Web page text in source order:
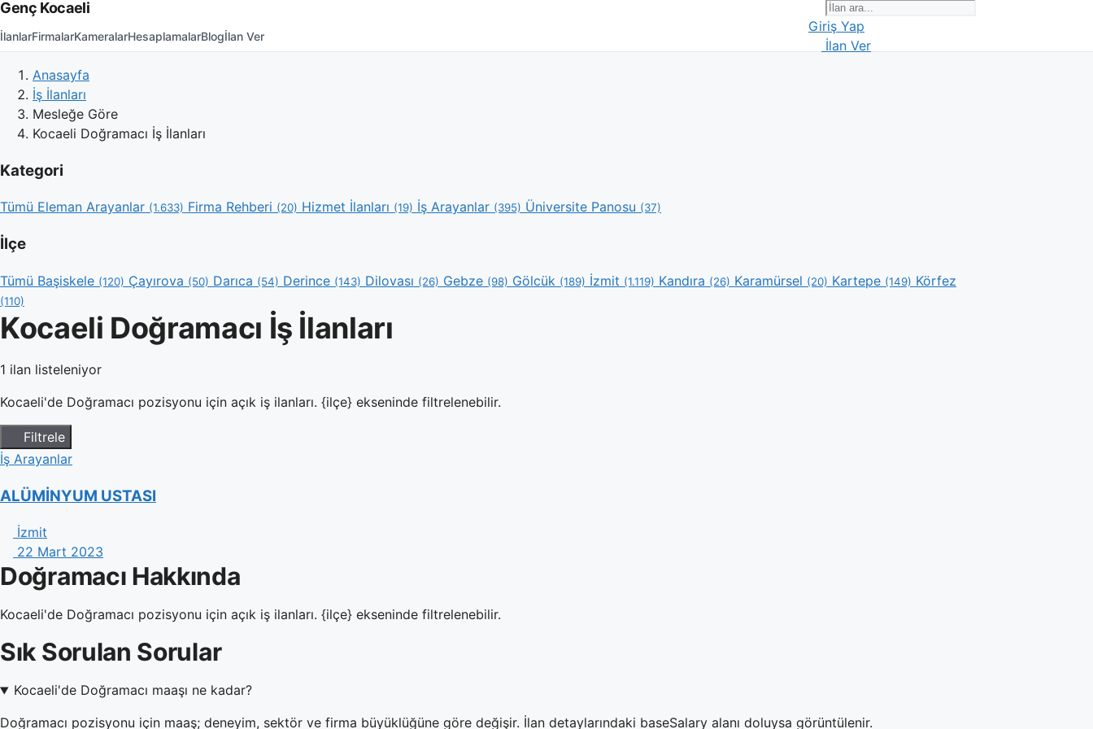
Genç Kocaeli
İlanlarFirmalarKameralarHesaplamalarBlogİlan Ver
Giriş Yap
İlan Ver
Anasayfa
İş İlanları
Mesleğe Göre
Kocaeli Doğramacı İş İlanları
Kategori
Tümü Eleman Arayanlar (1.633) Firma Rehberi (20) Hizmet İlanları (19) İş Arayanlar (395) Üniversite Panosu (37)
İlçe
Tümü Başiskele (120) Çayırova (50) Darıca (54) Derince (143) Dilovası (26) Gebze (98) Gölcük (189) İzmit (1.119) Kandıra (26) Karamürsel (20) Kartepe (149) Körfez
(110)
Kocaeli Doğramacı İş İlanları
1 ilan listeleniyor
Kocaeli'de Doğramacı pozisyonu için açık iş ilanları. {ilçe} ekseninde filtrelenebilir.
Filtrele
İş Arayanlar
ALÜMİNYUM USTASI
İzmit
22 Mart 2023
Doğramacı Hakkında
Kocaeli'de Doğramacı pozisyonu için açık iş ilanları. {ilçe} ekseninde filtrelenebilir.
Sık Sorulan Sorular
Kocaeli'de Doğramacı maaşı ne kadar?
Doğramacı pozisyonu için maaş; deneyim, sektör ve firma büyüklüğüne göre değişir. İlan detaylarındaki baseSalary alanı doluysa görüntülenir.